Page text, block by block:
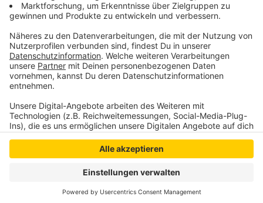
Anzeige
Anzeige